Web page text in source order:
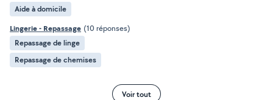
Aide à domicile
Lingerie - Repassage (10 réponses)
Repassage de linge
Repassage de chemises
Voir tout